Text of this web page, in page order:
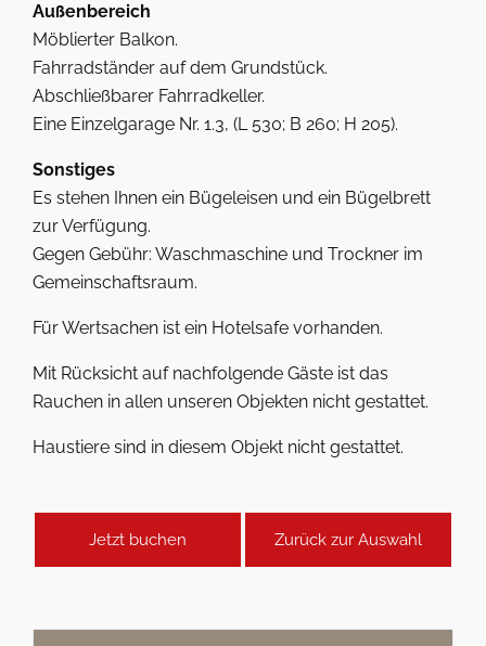
Außenbereich
Möblierter Balkon.
Fahrradständer auf dem Grundstück.
Abschließbarer Fahrradkeller.
Eine Einzelgarage Nr. 1.3, (L 530; B 260; H 205).
Sonstiges
Es stehen Ihnen ein Bügeleisen und ein Bügelbrett
zur Verfügung.
Gegen Gebühr: Waschmaschine und Trockner im
Gemeinschaftsraum.
Für Wertsachen ist ein Hotelsafe vorhanden.
Mit Rücksicht auf nachfolgende Gäste ist das
Rauchen in allen unseren Objekten nicht gestattet.
Haustiere sind in diesem Objekt nicht gestattet.
Jetzt buchen Zurück zur Auswahl